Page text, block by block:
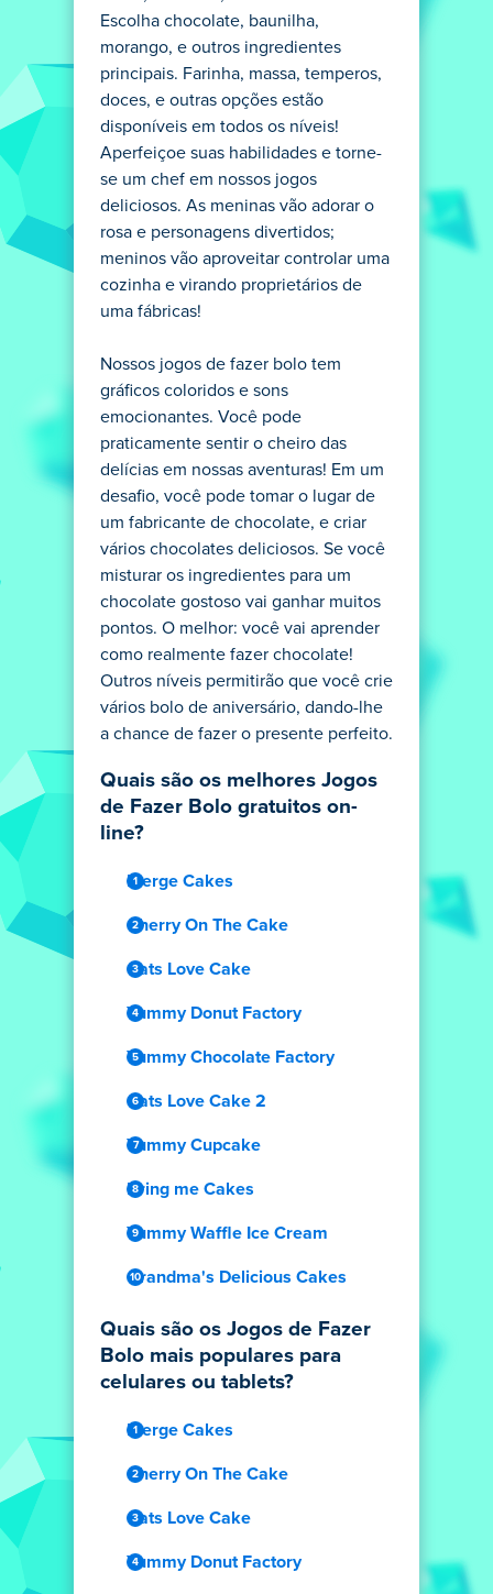
Escolha chocolate, baunilha,
morango, e outros ingredientes
principais. Farinha, massa, temperos,
doces, e outras opções estão
disponíveis em todos os níveis!
Aperfeiçoe suas habilidades e torne-
se um chef em nossos jogos
deliciosos. As meninas vão adorar o
rosa e personagens divertidos;
meninos vão aproveitar controlar uma
cozinha e virando proprietários de
uma fábricas!
Nossos jogos de fazer bolo tem
gráficos coloridos e sons
emocionantes. Você pode
praticamente sentir o cheiro das
delícias em nossas aventuras! Em um
desafio, você pode tomar o lugar de
um fabricante de chocolate, e criar
vários chocolates deliciosos. Se você
misturar os ingredientes para um
chocolate gostoso vai ganhar muitos
pontos. O melhor: você vai aprender
como realmente fazer chocolate!
Outros níveis permitirão que você crie
vários bolo de aniversário, dando-lhe
a chance de fazer o presente perfeito.
Quais são os melhores Jogos
de Fazer Bolo gratuitos on-
line?
Merge Cakes
Cherry On The Cake
Cats Love Cake
Yummy Donut Factory
Yummy Chocolate Factory
Cats Love Cake 2
Yummy Cupcake
Bring me Cakes
Yummy Waffle Ice Cream
Grandma's Delicious Cakes
Quais são os Jogos de Fazer
Bolo mais populares para
celulares ou tablets?
Merge Cakes
Cherry On The Cake
Cats Love Cake
Yummy Donut Factory